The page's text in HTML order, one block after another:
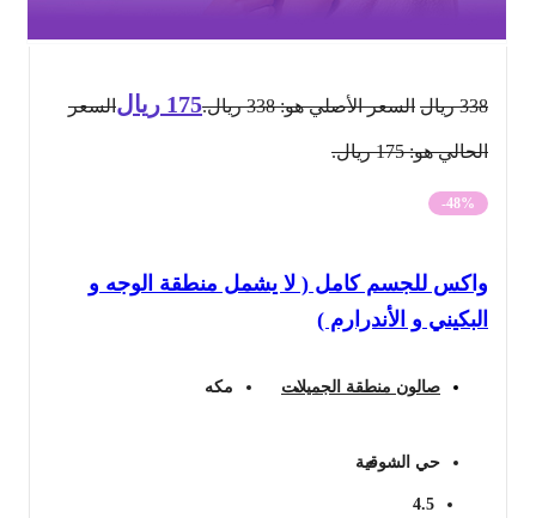
ريال السعر الأصلي هو: 338 ريال. 175 ريالالسعر
الحالي هو: 175 ريال.
-48%
واكس للجسم كامل ( لا يشمل منطقة الوجه و
البكيني و الأندرارم )
صالون منطقة الجميلات مكه
حي الشوقية
4.5